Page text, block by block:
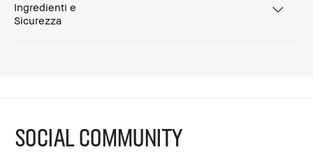
Ingredienti e
Sicurezza
SOCIAL COMMUNITY